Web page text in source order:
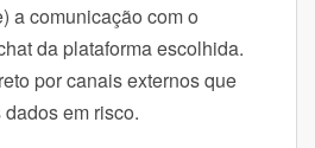
a comunicação com o
da plataforma escolhida.
por canais externos que
em risco.